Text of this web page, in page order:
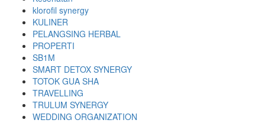
klorofil synergy
KULINER
PELANGSING HERBAL
PROPERTI
SB1M
SMART DETOX SYNERGY
TOTOK GUA SHA
TRAVELLING
TRULUM SYNERGY
WEDDING ORGANIZATION